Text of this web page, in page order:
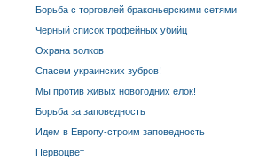
Борьба с торговлей браконьерскими сетями
Черный список трофейных убийц
Охрана волков
Спасем украинских зубров!
Мы против живых новогодних елок!
Борьба за заповедность
Идем в Европу-строим заповедность
Первоцвет